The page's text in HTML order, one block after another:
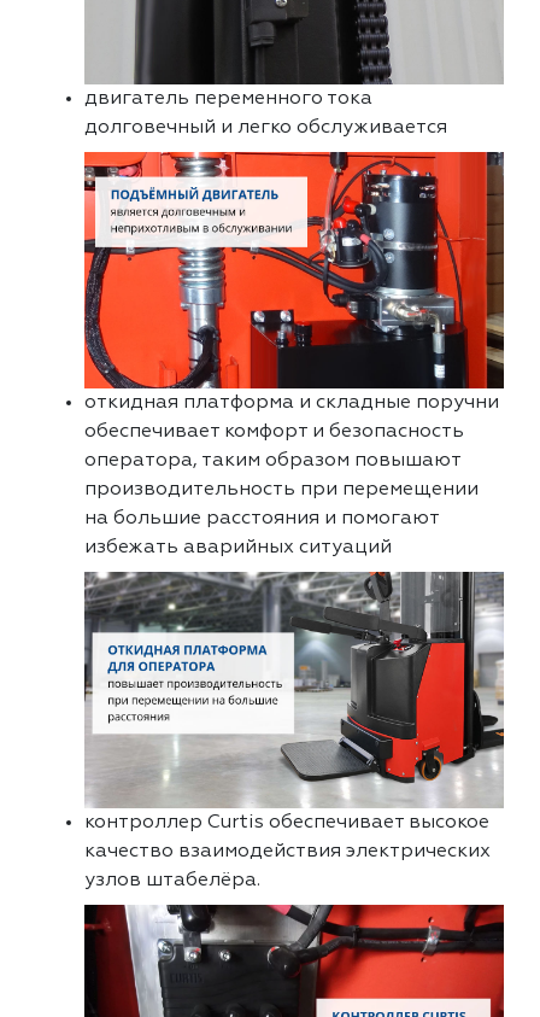
двигатель переменного тока
долговечный и легко обслуживается
откидная платформа и складные поручни
обеспечивает комфорт и безопасность
оператора, таким образом повышают
производительность при перемещении
на большие расстояния и помогают
избежать аварийных ситуаций
контроллер Curtis обеспечивает высокое
качество взаимодействия электрических
узлов штабелёра.